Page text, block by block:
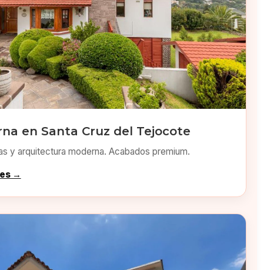
en Santa Cruz del Tejocote
y arquitectura moderna. Acabados premium.
→